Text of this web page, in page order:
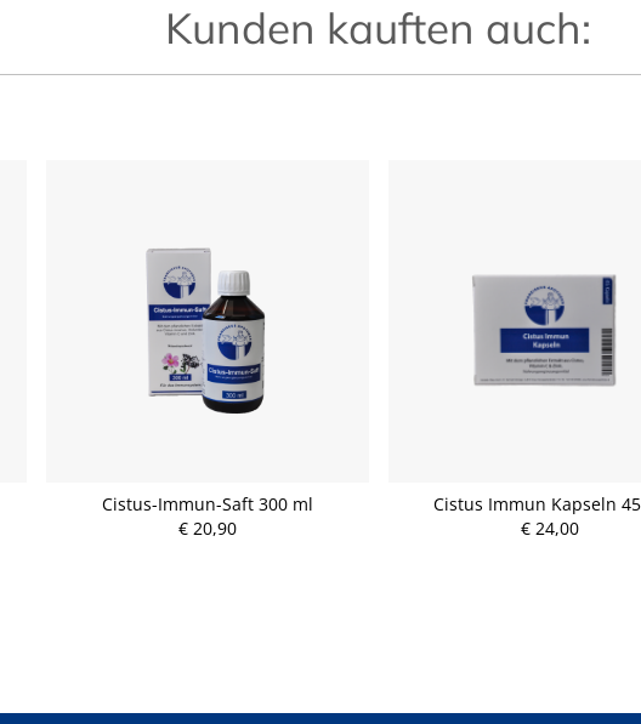
Kunden kauften auch:
Cistus-Immun-Saft 300 ml
€ 20,90
Cistus Immun Kapseln
€ 24,00